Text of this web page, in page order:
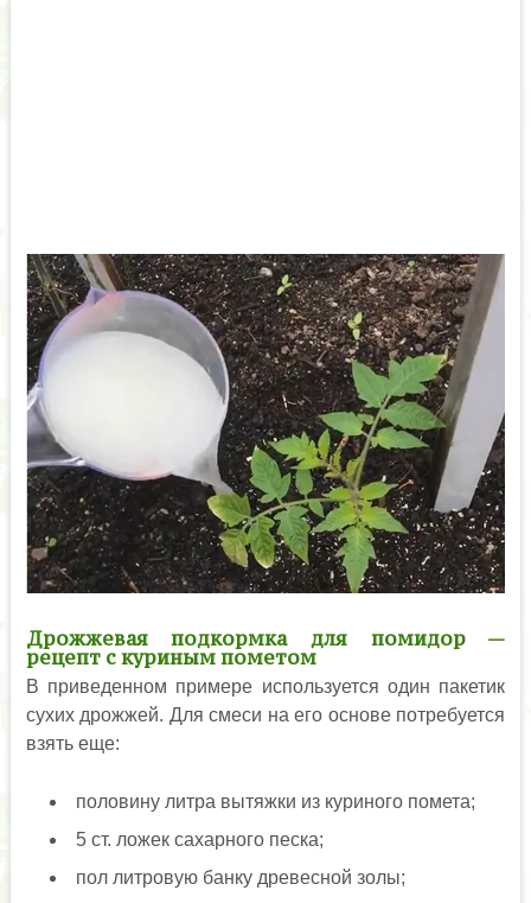
Дрожжевая подкормка для помидор —
рецепт с куриным пометом
В приведенном примере используется один пакетик
сухих дрожжей. Для смеси на его основе потребуется
взять еще:
половину литра вытяжки из куриного помета;
5 ст. ложек сахарного песка;
пол литровую банку древесной золы;